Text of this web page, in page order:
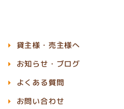
貸主様・売主様へ
お知らせ・ブログ
よくある質問
お問い合わせ